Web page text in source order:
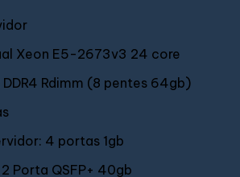
Xeon E5-2673v3 24 core
DDR4 Rdimm (8 pentes 64gb)
4 portas 1gb
Porta QSFP+ 40gb